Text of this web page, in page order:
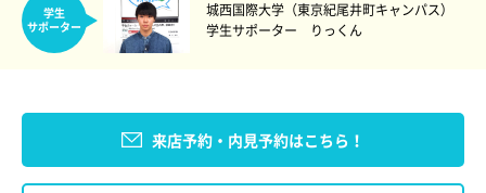
学生
サポーター
城西国際大学（東京紀尾井町キャンパス）
学生サポーター りっくん
来店予約・内見予約はこちら！